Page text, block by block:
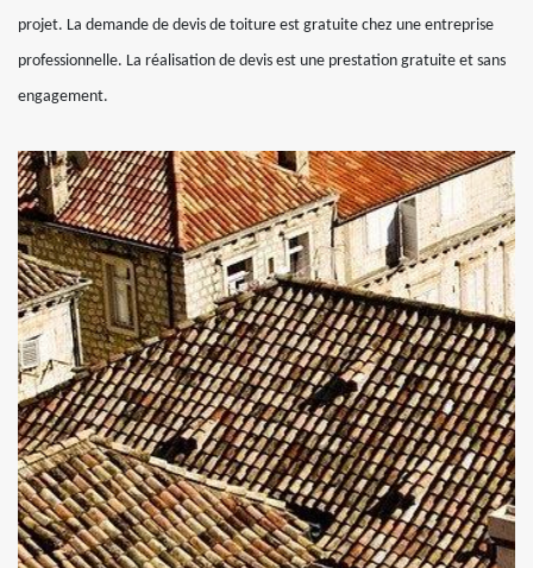
projet. La demande de devis de toiture est gratuite chez une entreprise
professionnelle. La réalisation de devis est une prestation gratuite et sans
engagement.